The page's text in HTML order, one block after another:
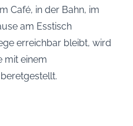
Café, in der Bahn, im
am Esstisch
erreichbar bleibt, wird
mit einem